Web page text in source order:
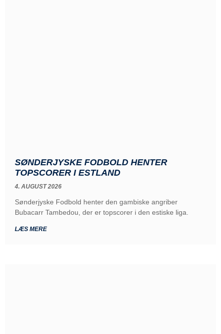
SØNDERJYSKE FODBOLD HENTER
TOPSCORER I ESTLAND
4. AUGUST 2026
Sønderjyske Fodbold henter den gambiske angriber
Bubacarr Tambedou, der er topscorer i den estiske liga.
LÆS MERE